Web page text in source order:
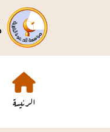
الرئيسي
Main
الرئيسة